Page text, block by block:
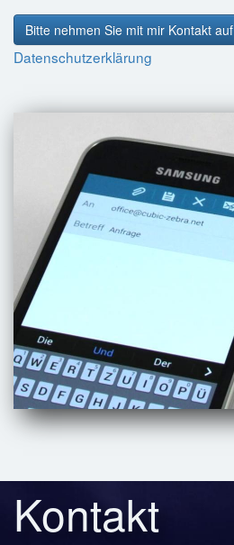
Bitte nehmen Sie mit mir Kontakt auf
Datenschutzerklärung
Kontakt